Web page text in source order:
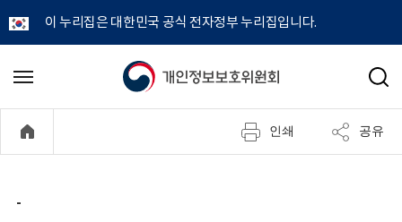
이 누리집은 대한민국 공식 전자정부 누리집입니다.
개
정
메
기
검
인쇄 공유
-